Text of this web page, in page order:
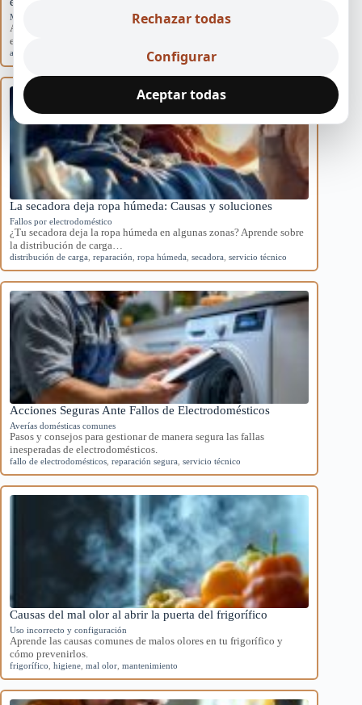
Mantenimiento preventivo
Aprende rutinas de mantenimiento para prevenir averías en tus
electrodomésticos y mejorar su eficiencia en…
averías mantenimiento,preventivo,
La secadora deja ropa húmeda: Causas y soluciones
Fallos por electrodoméstico
¿Tu secadora deja la ropa húmeda en algunas zonas? Aprende sobre
la distribución de carga…
distribución de carga reparación ropa húmeda secadora servicio técnico
Acciones Seguras Ante Fallos de Electrodomésticos
Averías domésticas comunes
Pasos y consejos para gestionar de manera segura las fallas
inesperadas de electrodomésticos.
fallo de electrodomésticos reparación segura servicio técnico
Causas del mal olor al abrir la puerta del frigorífico
Uso incorrecto y configuración
Aprende las causas comunes de malos olores en tu frigorífico y
cómo prevenirlos.
frigorífico higiene mal olor mantenimiento
Rechazar todas
Configurar
Aceptar todas